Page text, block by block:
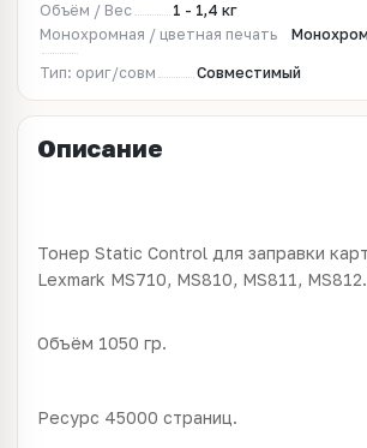
Объём / Вес
1 - 1,4 кг
Монохромная / цветная печать
Тип: ориг/совм Совместимый
Описание
Тонер Static Control для заправки
Lexmark MS710, MS810, MS811, MS812.
Объём 1050 гр.
Ресурс 45000 страниц.